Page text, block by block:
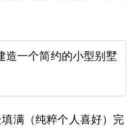
满（纯粹个人喜好）完